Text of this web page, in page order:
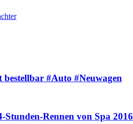
#Auto #Neuwagen
Rennen von Spa 2016